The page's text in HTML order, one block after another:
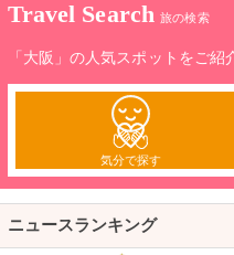
Travel Search 旅の検索
「大阪」の人気スポットをご紹
気分で探す
ニュースランキング